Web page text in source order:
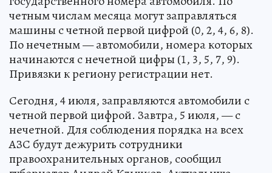
четным числам месяца могут заправляться
машины с четной первой цифрой (0, 2, 4, 6, 8).
По нечетным — автомобили, номера которых
начинаются с нечетной цифры (1, 3, 5, 7, 9).
Привязки к региону регистрации нет.
Сегодня, 4 июля, заправляются автомобили с
четной первой цифрой. Завтра, 5 июля, — с
нечетной. Для соблюдения порядка на всех
АЗС будут дежурить сотрудники
правоохранительных органов, сообщил